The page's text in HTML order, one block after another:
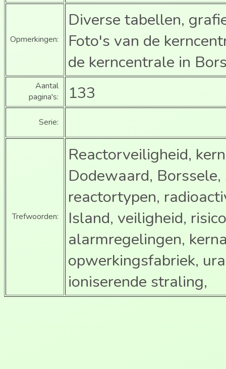
Opmerkingen:
Diverse tabellen,
Foto's van de
de kerncentrale in
Aantal
pagina's:
133
Serie:
Trefwoorden:
Reactorveiligheid,
Dodewaard,
reactortypen,
Island, veiligheid,
alarmregelingen,
opwerkingsfabriek,
ioniserende straling,